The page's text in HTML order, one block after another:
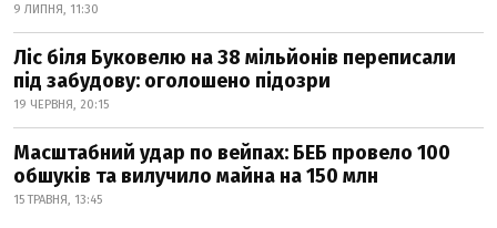
9 ЛИПНЯ, 11:30
Ліс біля Буковелю на 38 мільйонів переписали
під забудову: оголошено підозри
19 ЧЕРВНЯ, 20:15
Масштабний удар по вейпах: БЕБ провело 100
обшуків та вилучило майна на 150 млн
15 ТРАВНЯ, 13:45